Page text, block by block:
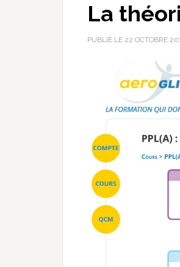
La
PUBLIÉ LE 22 OCTOBRE